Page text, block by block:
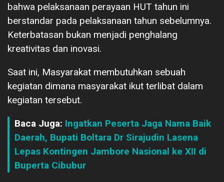
bahwa pelaksanaan perayaan HUT tahun ini
berstandar pada pelaksanaan tahun sebelumnya.
Keterbatasan bukan menjadi penghalang
kreativitas dan inovasi.
Saat ini, Masyarakat membutuhkan sebuah
kegiatan dimana masyarakat ikut terlibat dalam
kegiatan tersebut.
Baca Juga: Ingatkan Peserta Jaga Nama Baik
Daerah, Bupati Boltara Dr Sirajudin Lasena
Lepas Kontingen Jambore Nasional ke XII di
Buperta Cibubur